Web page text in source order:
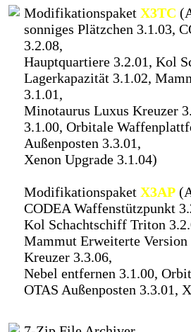
Modifikationspaket X3TC
sonniges Plätzchen 3.1.03,
3.2.08,
Hauptquartiere 3.2.01, Kol
Lagerkapazität 3.1.02,
3.1.01,
Minotaurus Luxus Kreuzer
3.1.00, Orbitale
Außenposten 3.3.01,
Xenon Upgrade 3.1.04)
Modifikationspaket X3AP
CODEA Waffenstützpunkt
Kol Schachtschiff Triton
Mammut Erweiterte
Kreuzer 3.3.06,
Nebel entfernen 3.1.00,
OTAS Außenposten 3.3.01,